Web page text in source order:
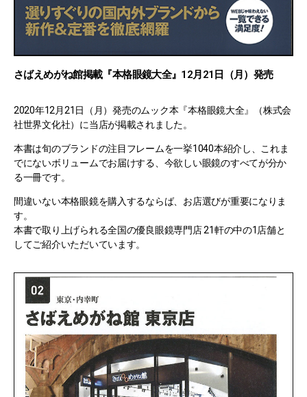
さばえめがね館掲載『本格眼鏡大全』12月21日（月）発売
2020年12月21日（月）発売のムック本『本格眼鏡大全』（株式会
社世界文化社）に当店が掲載されました。
本書は旬のブランドの注目フレームを一挙1040本紹介し、これま
でにないボリュームでお届けする、今欲しい眼鏡のすべてが分か
る一冊です。
間違いない本格眼鏡を購入するならば、お店選びが重要になりま
す。
本書で取り上げられる全国の優良眼鏡専門店 21軒の中の1店舗と
してご紹介いただいています。